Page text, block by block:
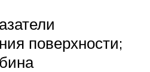
поверхности;